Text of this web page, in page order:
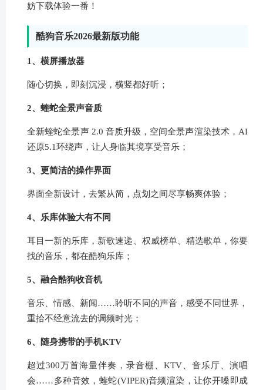
妨下载体验一番！
酷狗音乐2026最新版功能
1、横屏播放器
随心切换，即刻沉浸，横竖都好听；
2、蝰蛇全景声音质
全新蝰蛇全景声 2.0 音质升级，空间全景声渲染技术，AI
还原5.1环绕声，让人身临其境享受音乐；
3、更简洁的操作界面
界面全新设计，去繁从简，点划之间尽享畅爽体验；
4、乐库体验大有不同
耳目一新的乐库，新歌速递、权威榜单、精选歌单，你要
找的音乐，都在酷狗乐库；
5、融合酷狗收音机
音乐、情感、新闻……聆听不同的声音，感受不同世界，
重拾不经意流去的调频时光；
6、随身携带的手机KTV
超过300万首海量伴奏，录音棚、KTV、音乐厅、演唱
会……多种音效，蝰蛇(VIPER)音频渲染，让你开嗓即成